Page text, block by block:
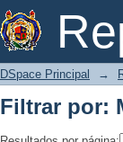
Filtrar por:
DSpace Principal →
Filtrar por: